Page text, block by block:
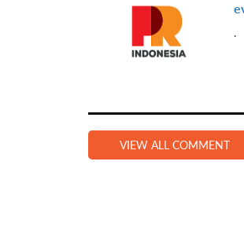
.
VIEW ALL COMMENT